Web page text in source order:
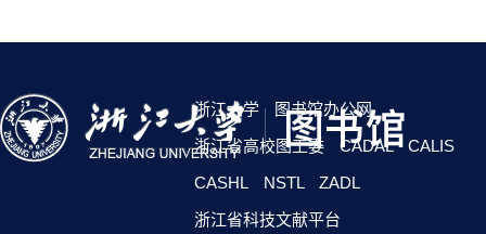
浙江大学
图书馆办公网
浙江省高校图工委
CADAL
CALIS
CASHL
NSTL
ZADL
浙江省科技文献平台